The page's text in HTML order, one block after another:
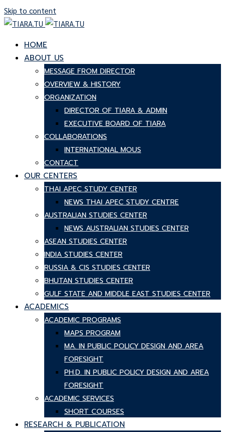
Skip to content
HOME
ABOUT US
MESSAGE FROM DIRECTOR
OVERVIEW & HISTORY
ORGANIZATION
DIRECTOR OF TIARA & ADMIN
EXECUTIVE BOARD OF TIARA
COLLABORATIONS
INTERNATIONAL MOUS
CONTACT
OUR CENTERS
THAI APEC STUDY CENTER
NEWS THAI APEC STUDY CENTRE
AUSTRALIAN STUDIES CENTER
NEWS AUSTRALIAN STUDIES CENTER
ASEAN STUDIES CENTER
INDIA STUDIES CENTER
RUSSIA & CIS STUDIES CENTER
BHUTAN STUDIES CENTER
GULF STATE AND MIDDLE EAST STUDIES CENTER
ACADEMICS
ACADEMIC PROGRAMS
MAPS PROGRAM
MA. IN PUBLIC POLICY DESIGN AND AREA
FORESIGHT
PH.D. IN PUBLIC POLICY DESIGN AND AREA
FORESIGHT
ACADEMIC SERVICES
SHORT COURSES
RESEARCH & PUBLICATION